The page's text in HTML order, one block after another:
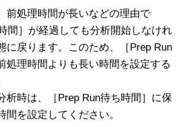
前処理時間が長いなどの理由で
間］が経過しても分析開始しなけれ
に戻ります。このため、［Prep Run
処理時間よりも長い時間を設定する
析時は、［Prep Run待ち時間］に保
間を設定してください。